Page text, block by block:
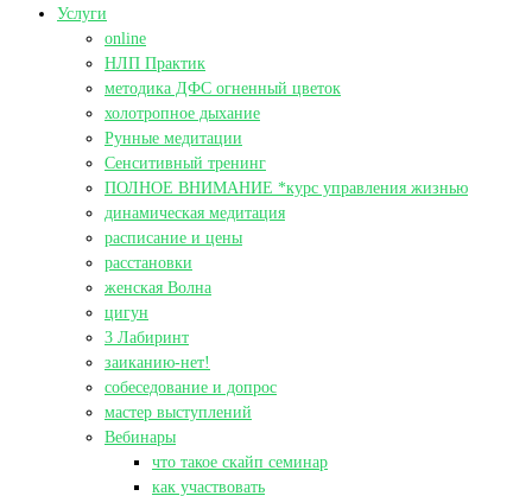
Услуги
online
НЛП Практик
методика ДФС огненный цветок
холотропное дыхание
Рунные медитации
Сенситивный тренинг
ПОЛНОЕ ВНИМАНИЕ *курс управления жизнью
динамическая медитация
расписание и цены
расстановки
женская Волна
цигун
3 Лабиринт
заиканию-нет!
собеседование и допрос
мастер выступлений
Вебинары
что такое скайп семинар
как участвовать